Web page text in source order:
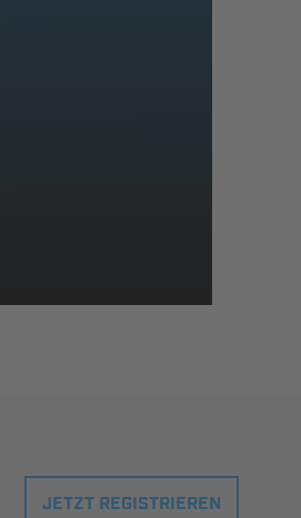
JETZT REGISTRIEREN